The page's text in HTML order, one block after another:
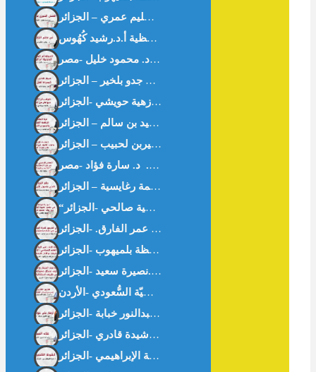
في معنى الحافظية أ.د.رشيد كُهُوس